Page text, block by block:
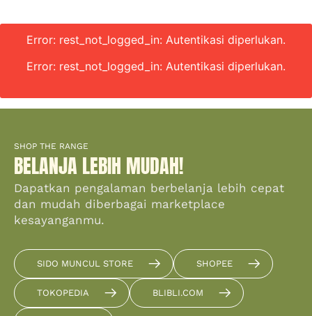
Error: rest_not_logged_in: Autentikasi diperlukan.
Error: rest_not_logged_in: Autentikasi diperlukan.
SHOP THE RANGE
BELANJA LEBIH MUDAH!
Dapatkan pengalaman berbelanja lebih cepat
dan mudah diberbagai marketplace
kesayanganmu.
SIDO MUNCUL STORE SHOPEE
TOKOPEDIA BLIBLI.COM